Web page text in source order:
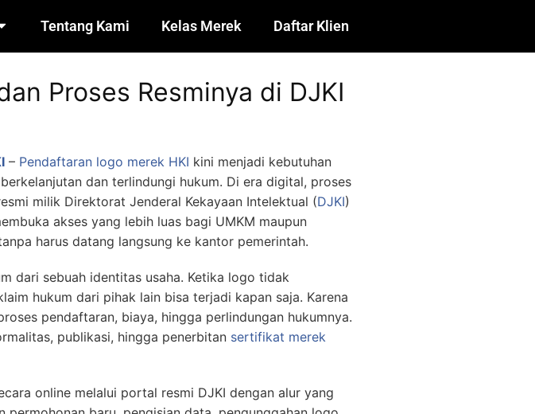
Tentang Kami Kelas Merek Daftar Klien
Proses Resminya di DJKI
– Pendaftaran logo merek HKI kini menjadi kebutuhan
dan terlindungi hukum. Di era digital, proses
milik Direktorat Jenderal Kekayaan Intelektual (DJKI)
akses yang lebih luas bagi UMKM maupun
harus datang langsung ke kantor pemerintah.
dari sebuah identitas usaha. Ketika logo tidak
hukum dari pihak lain bisa terjadi kapan saja. Karena
pendaftaran, biaya, hingga perlindungan hukumnya.
publikasi, hingga penerbitan sertifikat merek
online melalui portal resmi DJKI dengan alur yang